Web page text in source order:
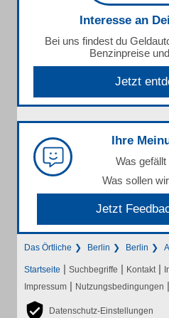
Interesse an
Bei uns findest du
Benzinpreise
Jetzt
Ihre
Was
Was sollen
Jetzt
Das Örtliche Berlin Berlin
Startseite | Suchbegriffe | Kontakt |
Impressum | Nutzungsbedingungen |
Datenschutz-Einstellungen